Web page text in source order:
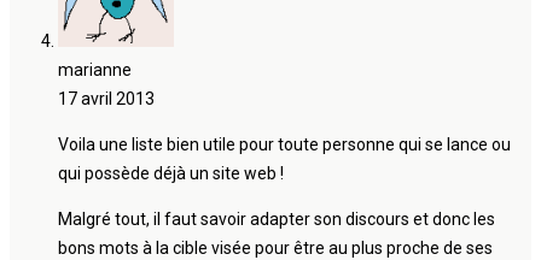
marianne
17 avril 2013
Voila une liste bien utile pour toute personne qui se lance ou
qui possède déjà un site web !
Malgré tout, il faut savoir adapter son discours et donc les
bons mots à la cible visée pour être au plus proche de ses